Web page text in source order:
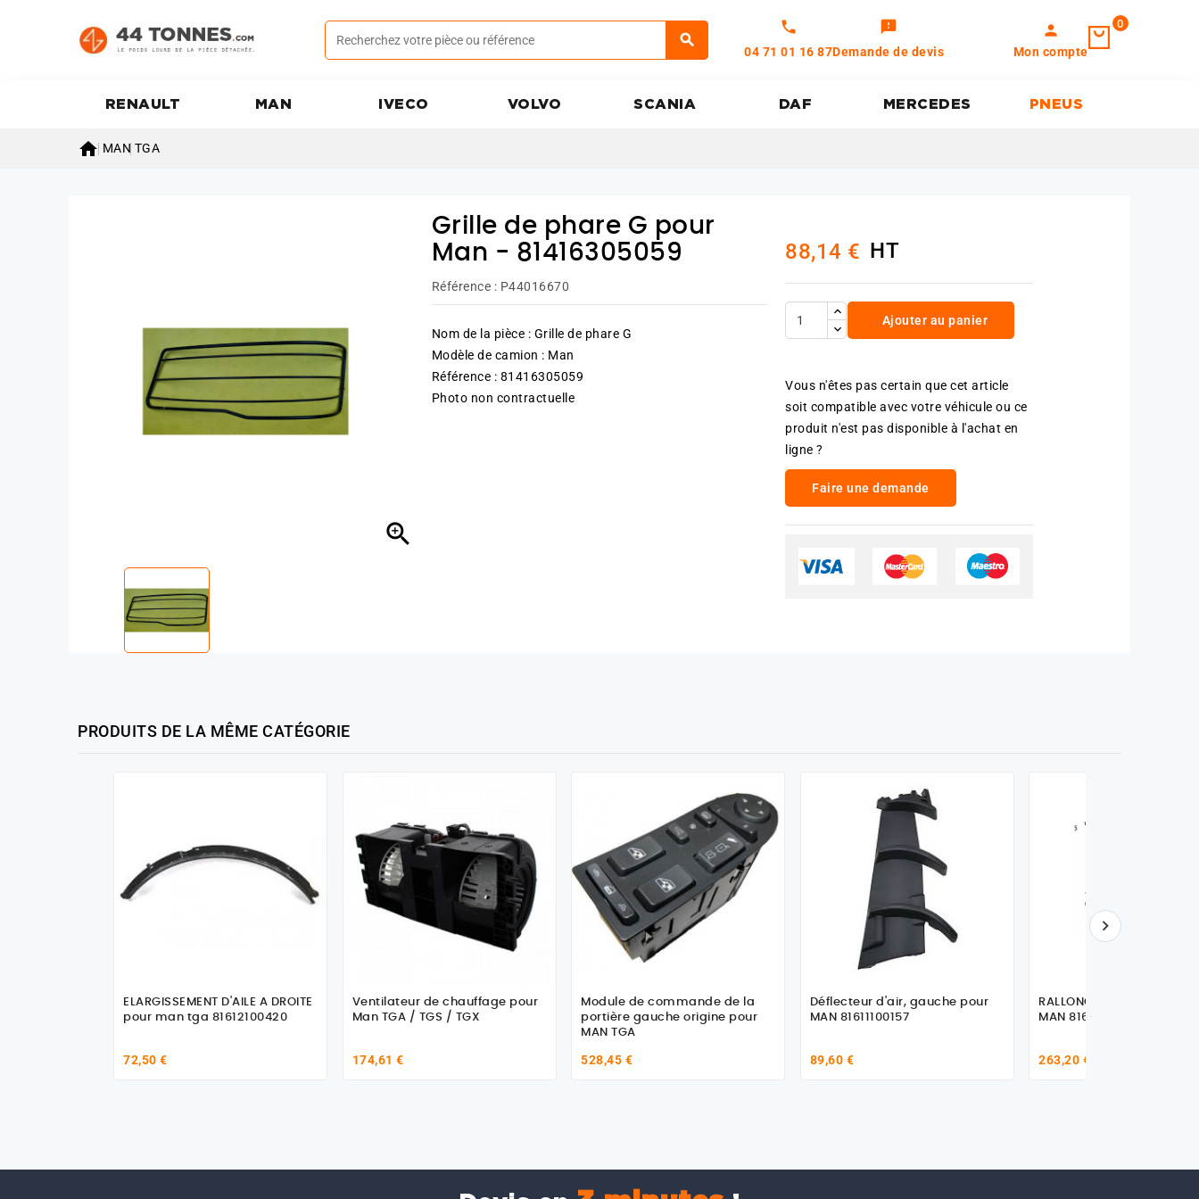
call
04 71 01 16 87
feedback
Demande de devis
person
Mon compte
0
RENAULT MAN IVECO VOLVO SCANIA DAF MERCEDES PNEUS
 MAN TGA

Grille de phare G pour
Man - 81416305059
Référence : P44016670
Nom de la pièce : Grille de phare G
Modèle de camion : Man
Référence : 81416305059
Photo non contractuelle
88,14 € HT
Ajouter au panier
Vous n'êtes pas certain que cet article
soit compatible avec votre véhicule ou ce
produit n'est pas disponible à l'achat en
ligne ?
Faire une demande
PRODUITS DE LA MÊME CATÉGORIE
ELARGISSEMENT D'AILE A DROITE
pour man tga 81612100420
72,50 €
Ventilateur de chauffage pour
Man TGA / TGS / TGX
174,61 €
Module de commande de la
portière gauche origine pour
MAN TGA
528,45 €
Déflecteur d'air, gauche pour
MAN 81611100157
89,60 €
RALLONGE D'AILE A
MAN 81612100438
263,20 €
